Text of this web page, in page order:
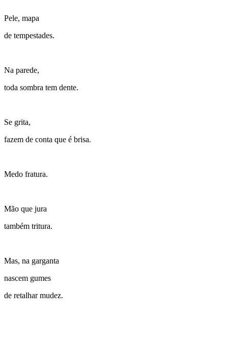
Pele, mapa
de tempestades.
Na parede,
toda sombra tem dente.
Se grita,
fazem de conta que é brisa.
Medo fratura.
Mão que jura
também tritura.
Mas, na garganta
nascem gumes
de retalhar mudez.